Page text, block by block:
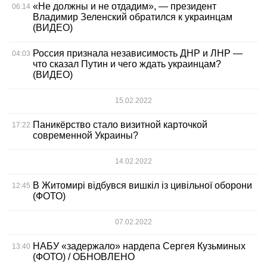
06:14 «Не должны и не отдадим», — президент
Владимир Зеленский обратился к украинцам
(ВИДЕО)
04:03 Россия признала независимость ДНР и ЛНР —
что сказал Путин и чего ждать украинцам?
(ВИДЕО)
15.02.2022
17:22 Паникёрство стало визитной карточкой
современной Украины?
14.02.2022
12:45 В Житомирі відбувся вишкіл із цивільної оборони
(ФОТО)
07.02.2022
13:40 НАБУ «задержало» нардепа Сергея Кузьминых
(ФОТО) / ОБНОВЛЕНО